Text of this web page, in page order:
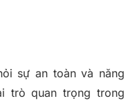
sự an toàn và năng
trò quan trọng trong